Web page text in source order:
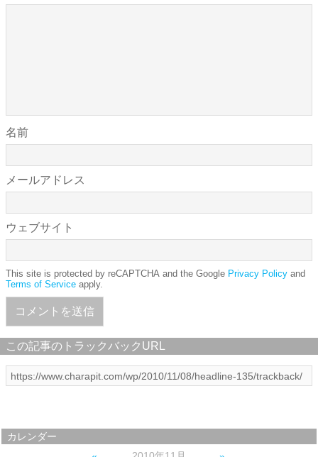
名前
メールアドレス
ウェブサイト
This site is protected by reCAPTCHA and the Google Privacy Policy and
Terms of Service apply.
この記事のトラックバックURL
カレンダー